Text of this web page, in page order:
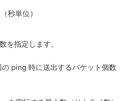
秒単位）
を指定します。
ping 時に送出するパケット個数